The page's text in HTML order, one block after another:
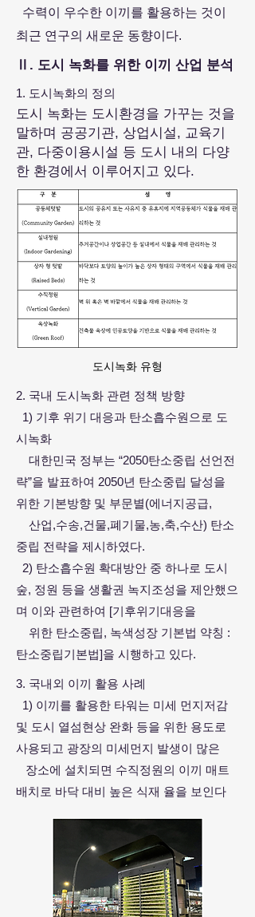
수력이 우수한 이끼를 활용하는 것이
최근 연구의 새로운 동향이다.
Ⅱ. 도시 녹화를 위한 이끼 산업 분석
1. 도시녹화의 정의
도시 녹화는 도시환경을 가꾸는 것을
말하며 공공기관, 상업시설, 교육기
관, 다중이용시설 등 도시 내의 다양
한 환경에서 이루어지고 있다.
도시녹화 유형
2. 국내 도시녹화 관련 정책 방향
1) 기후 위기 대응과 탄소흡수원으로 도
시녹화
대한민국 정부는 “2050탄소중립 선언전
략”을 발표하여 2050년 탄소중립 달성을
위한 기본방향 및 부문별(에너지공급,
산업,수송,건물,폐기물,농,축,수산) 탄소
중립 전략을 제시하였다.
2) 탄소흡수원 확대방안 중 하나로 도시
숲, 정원 등을 생활권 녹지조성을 제안했으
며 이와 관련하여 [기후위기대응을
위한 탄소중립, 녹색성장 기본법 약칭 :
탄소중립기본법]을 시행하고 있다.
3. 국내외 이끼 활용 사례
1) 이끼를 활용한 타워는 미세 먼지저감
및 도시 열섬현상 완화 등을 위한 용도로
사용되고 광장의 미세먼지 발생이 많은
장소에 설치되면 수직정원의 이끼 매트
배치로 바닥 대비 높은 식재 율을 보인다